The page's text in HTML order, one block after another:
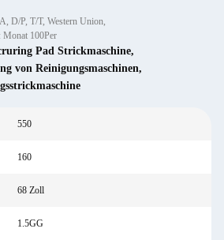
D/P, T/T, Western Union,
Monat 100Per
Pad Strickmaschine,
von Reinigungsmaschinen,
550
160
68 Zoll
1.5GG